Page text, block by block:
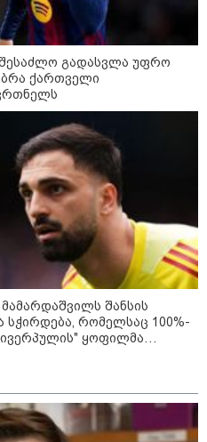
და ემოციურ სიახლოვეს
საქმიანობისა
მიმართ. საღამო
საყვარელ ადამიანებთან
გულახდილი
შესაძლო გადასვლა უფრო
ქართველი
შანსის
სჭირდება, რომელსაც 100%-
ყოფილმა